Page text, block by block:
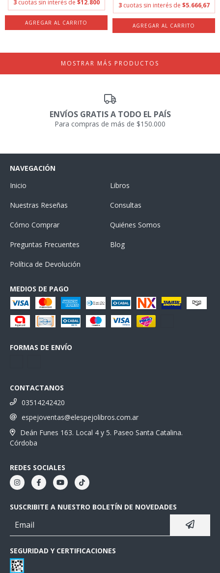
3 cuotas sin interés de $12.800 3 cuotas sin interés de $5.666,67
MOSTRAR MÁS PRODUCTOS
ENVÍOS GRATIS A TODO EL PAÍS
Para compras de más de $150.000
NAVEGACIÓN
Inicio
Libros
Nuestras Reseñas Consultas
Cómo Comprar Quiénes Somos
Preguntas Frecuentes Blog
Política de Devolución
MEDIOS DE PAGO
FORMAS DE ENVÍO
CONTACTANOS
03514242420
espejoventas@elespejolibros.com.ar
Deán Funes 163. Local 4 y 5. Paseo Santa Catalina.
Córdoba
REDES SOCIALES
SUSCRIBITE A NUESTRO BOLETÍN DE NOVEDADES
SEGURIDAD Y CERTIFICACIONES